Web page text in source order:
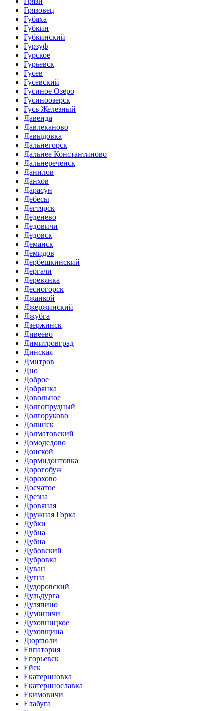
Грязовец
Губаха
Губкин
Губкинский
Гурзуф
Гурское
Гурьевск
Гусев
Гусевский
Гусиное Озеро
Гусиноозерск
Гусь Железный
Давенда
Давлеканово
Давыдовка
Дальнегорск
Дальнее Константиново
Дальнереченск
Данилов
Данхов
Дарасун
Дебесы
Дегтярск
Деденево
Дедовичи
Дедовск
Деманск
Демидов
Дербешкинский
Дергачи
Деревянка
Десногорск
Джанкой
Джержинский
Джубга
Дзержинск
Дивеево
Димитровград
Динская
Дмитров
Дно
Доброе
Добрянка
Довольное
Долгопрудный
Долгоруково
Долинск
Долматовский
Домодедово
Донской
Дормидонтовка
Дорогобуж
Дорохово
Досчатое
Дрезна
Дровяная
Дружная Горка
Дубки
Дубна
Дубна
Дубовский
Дубровка
Дуван
Дугна
Дудоровский
Дульдурга
Дуляпино
Думиничи
Духовницкое
Духовщина
Дюртюли
Евпатория
Егорьевск
Ейск
Екатериновка
Екатеринославка
Екимовичи
Елабуга